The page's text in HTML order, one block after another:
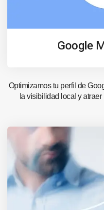
Google
Optimizamos tu perfil de
la visibilidad local y